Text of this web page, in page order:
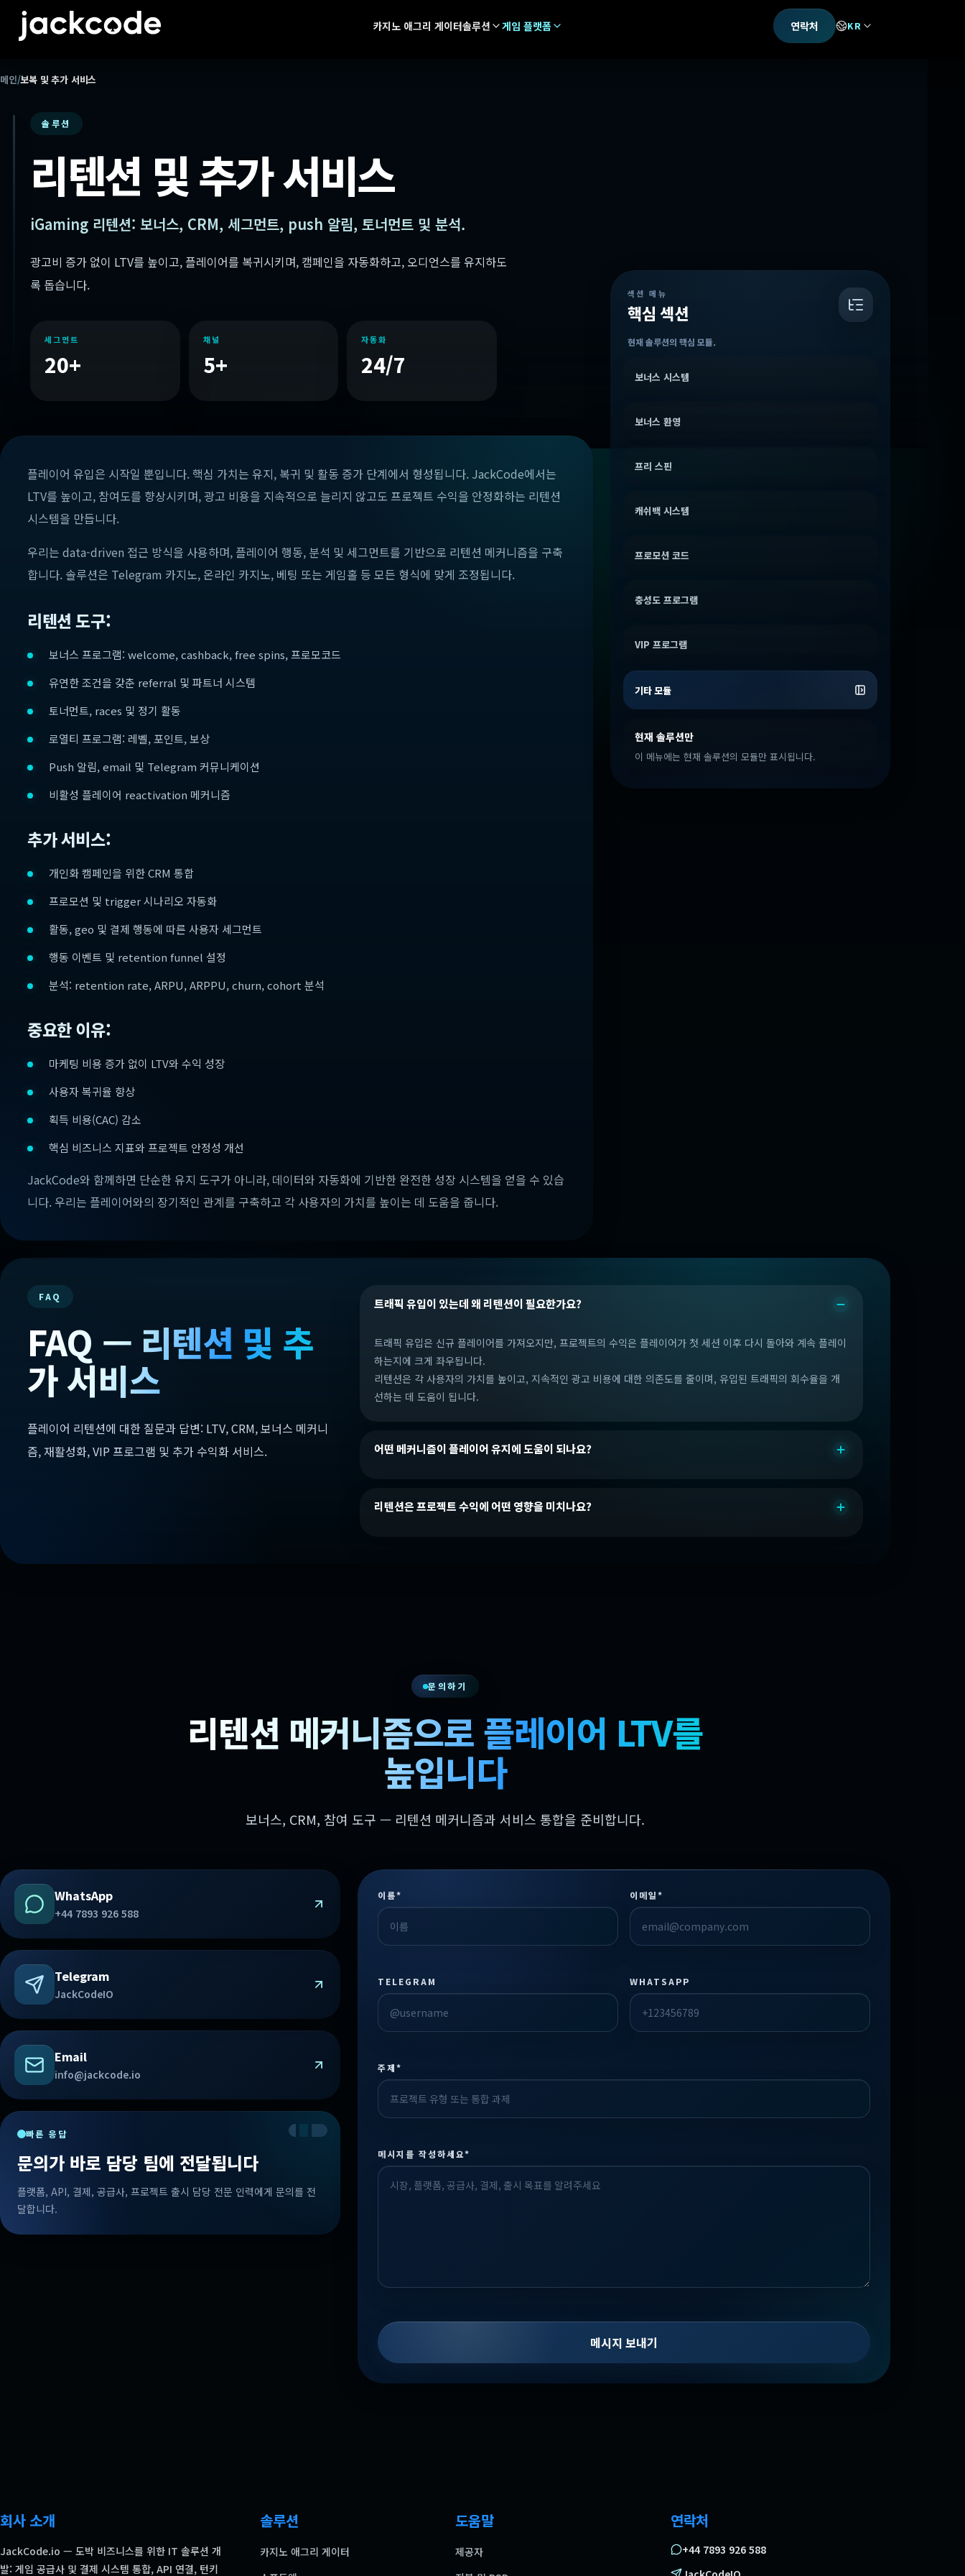
카지노 애그리 게이터솔루션 게임 플랫폼 연락처 KR
메인/보복 및 추가 서비스
솔루션
리텐션 및 추가 서비스
iGaming 리텐션: 보너스, CRM, 세그먼트, push 알림, 토너먼트 및 분석.
광고비 증가 없이 LTV를 높이고, 플레이어를 복귀시키며, 캠페인을 자동화하고, 오디언스를 유지하도
록 돕습니다.
세그먼트
20+
채널
5+
자동화
24/7
플레이어 유입은 시작일 뿐입니다. 핵심 가치는 유지, 복귀 및 활동 증가 단계에서 형성됩니다. JackCode에서는
LTV를 높이고, 참여도를 향상시키며, 광고 비용을 지속적으로 늘리지 않고도 프로젝트 수익을 안정화하는 리텐션
시스템을 만듭니다.
우리는 data-driven 접근 방식을 사용하며, 플레이어 행동, 분석 및 세그먼트를 기반으로 리텐션 메커니즘을 구축
합니다. 솔루션은 Telegram 카지노, 온라인 카지노, 베팅 또는 게임홀 등 모든 형식에 맞게 조정됩니다.
리텐션 도구:
보너스 프로그램: welcome, cashback, free spins, 프로모코드
유연한 조건을 갖춘 referral 및 파트너 시스템
토너먼트, races 및 정기 활동
로열티 프로그램: 레벨, 포인트, 보상
Push 알림, email 및 Telegram 커뮤니케이션
비활성 플레이어 reactivation 메커니즘
추가 서비스:
개인화 캠페인을 위한 CRM 통합
프로모션 및 trigger 시나리오 자동화
활동, geo 및 결제 행동에 따른 사용자 세그먼트
행동 이벤트 및 retention funnel 설정
분석: retention rate, ARPU, ARPPU, churn, cohort 분석
중요한 이유:
마케팅 비용 증가 없이 LTV와 수익 성장
사용자 복귀율 향상
획득 비용(CAC) 감소
핵심 비즈니스 지표와 프로젝트 안정성 개선
JackCode와 함께하면 단순한 유지 도구가 아니라, 데이터와 자동화에 기반한 완전한 성장 시스템을 얻을 수 있습
니다. 우리는 플레이어와의 장기적인 관계를 구축하고 각 사용자의 가치를 높이는 데 도움을 줍니다.
섹션 메뉴
핵심 섹션
현재 솔루션의 핵심 모듈.
보너스 시스템
보너스 환영
프리 스핀
캐쉬백 시스템
프로모션 코드
충성도 프로그램
VIP 프로그램
기타 모듈
현재 솔루션만
이 메뉴에는 현재 솔루션의 모듈만 표시됩니다.
FAQ
FAQ — 리텐션 및 추
가 서비스
플레이어 리텐션에 대한 질문과 답변: LTV, CRM, 보너스 메커니
즘, 재활성화, VIP 프로그램 및 추가 수익화 서비스.
트래픽 유입이 있는데 왜 리텐션이 필요한가요?
트래픽 유입은 신규 플레이어를 가져오지만, 프로젝트의 수익은 플레이어가 첫 세션 이후 다시 돌아와 계속 플레이
하는지에 크게 좌우됩니다.
리텐션은 각 사용자의 가치를 높이고, 지속적인 광고 비용에 대한 의존도를 줄이며, 유입된 트래픽의 회수율을 개
선하는 데 도움이 됩니다.
어떤 메커니즘이 플레이어 유지에 도움이 되나요?
리텐션은 프로젝트 수익에 어떤 영향을 미치나요?
문의하기
리텐션 메커니즘으로 플레이어 LTV를
높입니다
보너스, CRM, 참여 도구 — 리텐션 메커니즘과 서비스 통합을 준비합니다.
WhatsApp
+44 7893 926 588
Telegram
JackCodeIO
Email
info@jackcode.io
빠른 응답
문의가 바로 담당 팀에 전달됩니다
플랫폼, API, 결제, 공급사, 프로젝트 출시 담당 전문 인력에게 문의를 전
달합니다.
이름* 이메일*
TELEGRAM WHATSAPP
주제*
Please fix the highlighted fields.
메시지를 작성하세요*
메시지 보내기
회사 소개
JackCode.io — 도박 비즈니스를 위한 IT 솔루션 개
발: 게임 공급사 및 결제 시스템 통합, API 연결, 턴키
솔루션
카지노 애그리 게이터
도움말
제공자
연락처
+44 7893 926 588